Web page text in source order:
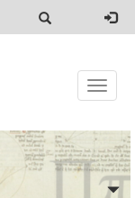
Toggle